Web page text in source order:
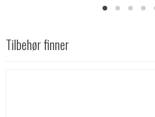
Tilbehør finner